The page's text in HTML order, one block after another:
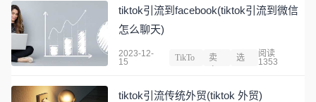
tiktok引流到facebook(tiktok引流到微信
怎么聊天)
2023-12-
15
TikTo
卖
选
阅读
1353
tiktok引流传统外贸(tiktok 外贸)